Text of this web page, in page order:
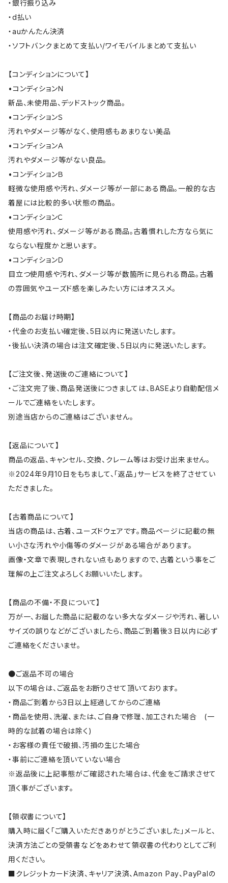
・銀行振り込み
・d払い
・auかんたん決済
・ソフトバンクまとめて支払い/ワイモバイルまとめて支払い
【コンディションについて】
•コンディションＮ
新品、未使用品、デッドストック商品。
•コンディションＳ
汚れやダメージ等がなく、使用感もあまりない美品
•コンディションＡ
汚れやダメージ等がない良品。
•コンディションＢ
軽微な使用感や汚れ、ダメージ等が一部にある商品。一般的な古
着屋には比較的多い状態の商品。
•コンディションＣ
使用感や汚れ、ダメージ等がある商品。古着慣れした方なら気に
ならない程度かと思います。
•コンディションＤ
目立つ使用感や汚れ、ダメージ等が数箇所に見られる商品。古着
の雰囲気やユーズド感を楽しみたい方にはオススメ。
【商品のお届け時期】
・代金のお支払い確定後、5日以内に発送いたします。
・後払い決済の場合は注文確定後、5日以内に発送いたします。
【ご注文後、発送後のご連絡について】
・ご注文完了後、商品発送後につきましては、BASEより自動配信メ
ールでご連絡をいたします。
別途当店からのご連絡はございません。
【返品について】
商品の返品、キャンセル、交換、クレーム等はお受け出来ません。
※2024年9月10日をもちまして、「返品」サービスを終了させてい
ただきました。
【古着商品について】
当店の商品は、古着、ユーズドウェアです。商品ページに記載の無
い小さな汚れや小傷等のダメージがある場合があります。
画像・文章で表現しきれない点もありますので、古着という事をご
理解の上ご注文よろしくお願いいたします。
【商品の不備・不良について】
万が一、お届した商品に記載のない多大なダメージや汚れ、著しい
サイズの誤りなどがございましたら、商品ご到着後３日以内に必ず
ご連絡をくださいませ。
●ご返品不可の場合
以下の場合は、ご返品をお断りさせて頂いております。
・商品ご到着から3日以上経過してからのご連絡
・商品を使用、洗濯、または、ご自身で修理、加工された場合 (一
時的な試着の場合は除く)
・お客様の責任で破損、汚損の生じた場合
・事前にご連絡を頂いていない場合
※返品後に上記事態がご確認された場合は、代金をご請求させて
頂く事がございます。
【領収書について】
購入時に届く「ご購入いただきありがとうございました」メールと、
決済方法ごとの受領書などをあわせて領収書の代わりとしてご利
用ください。
■クレジットカード決済、キャリア決済、Amazon Pay、PayPalの